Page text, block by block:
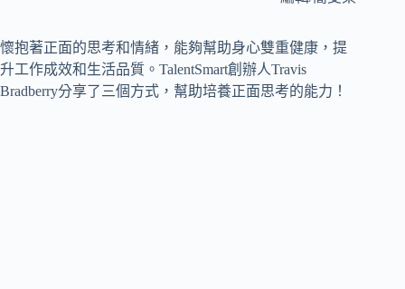
懷抱著正面的思考和情緒，能夠幫助身心雙重健康，提
升工作成效和生活品質。TalentSmart創辦人Travis
Bradberry分享了三個方式，幫助培養正面思考的能力！